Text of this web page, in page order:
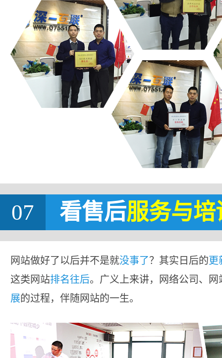
07 看售后服务与培
网站做好了以后并不是就没事了？其实日后的更
这类网站排名往后。广义上来讲，网络公司、
展的过程，伴随网站的一生。